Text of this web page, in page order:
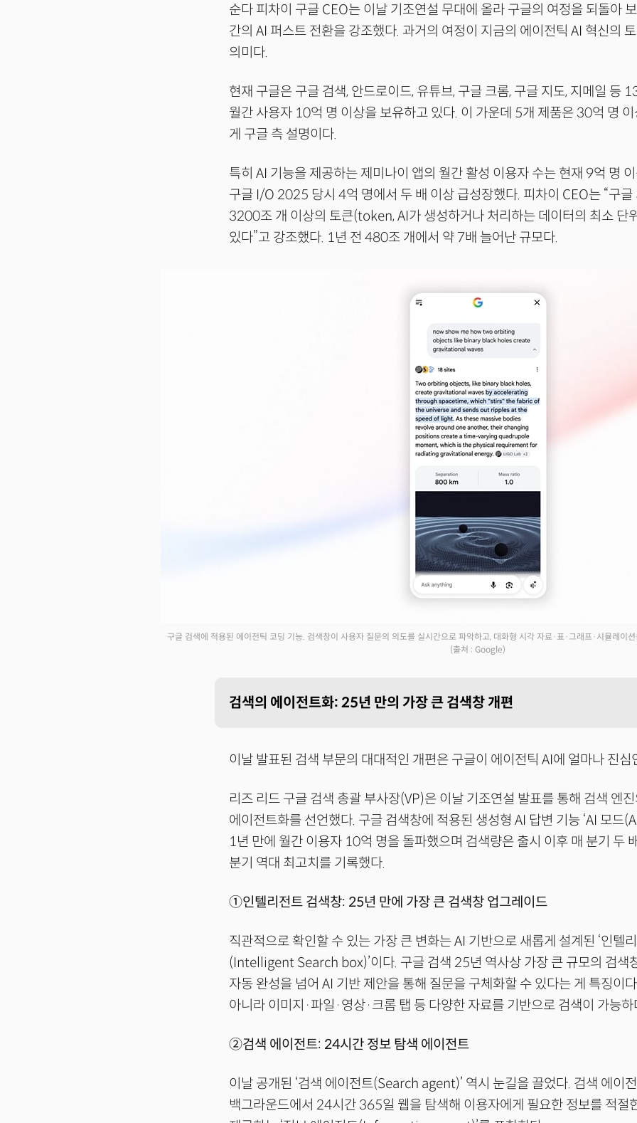
순다 피차이 구글 CEO는 이날 기조연설 무대에 올라 구글의 여정을 되돌아
간의 AI 퍼스트 전환을 강조했다. 과거의 여정이 지금의 에이전틱 AI 혁신의
의미다.
현재 구글은 구글 검색, 안드로이드, 유튜브, 구글 크롬, 구글 지도, 지메일 등
월간 사용자 10억 명 이상을 보유하고 있다. 이 가운데 5개 제품은 30억 명
게 구글 측 설명이다.
특히 AI 기능을 제공하는 제미나이 앱의 월간 활성 이용자 수는 현재 9억 명
구글 I/O 2025 당시 4억 명에서 두 배 이상 급성장했다. 피차이 CEO는 “구글
3200조 개 이상의 토큰(token, AI가 생성하거나 처리하는 데이터의 최소 단
있다”고 강조했다. 1년 전 480조 개에서 약 7배 늘어난 규모다.
구글 검색에 적용된 에이전틱 코딩 기능. 검색창이 사용자 질문의 의도를 실시간으로 파악하고, 대화형 시각 자료·표·그래프·시뮬레이
(출처 : Google)
검색의 에이전트화: 25년 만의 가장 큰 검색창 개편
이날 발표된 검색 부문의 대대적인 개편은 구글이 에이전틱 AI에 얼마나 진
리즈 리드 구글 검색 총괄 부사장(VP)은 이날 기조연설 발표를 통해 검색 엔
에이전트화를 선언했다. 구글 검색창에 적용된 생성형 AI 답변 기능 ‘AI 모드
1년 만에 월간 이용자 10억 명을 돌파했으며 검색량은 출시 이후 매 분기 두
분기 역대 최고치를 기록했다.
①인텔리전트 검색창: 25년 만에 가장 큰 검색창 업그레이드
직관적으로 확인할 수 있는 가장 큰 변화는 AI 기반으로 새롭게 설계된 ‘인텔
(Intelligent Search box)’이다. 구글 검색 25년 역사상 가장 큰 규모의 검색
자동 완성을 넘어 AI 기반 제안을 통해 질문을 구체화할 수 있다는 게 특징이
아니라 이미지·파일·영상·크롬 탭 등 다양한 자료를 기반으로 검색이 가능하
②검색 에이전트: 24시간 정보 탐색 에이전트
이날 공개된 ‘검색 에이전트(Search agent)’ 역시 눈길을 끌었다. 검색 에이
백그라운드에서 24시간 365일 웹을 탐색해 이용자에게 필요한 정보를 적절